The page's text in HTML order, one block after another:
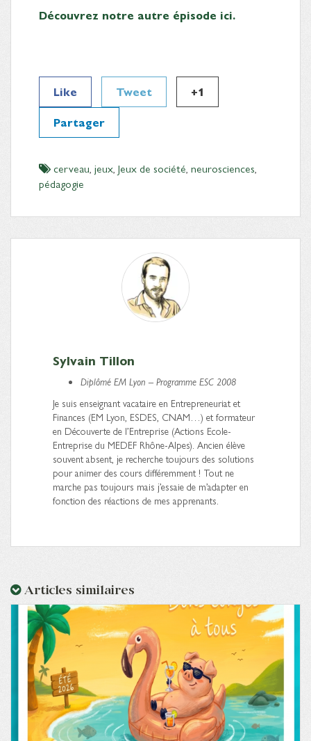
Découvrez notre autre épisode ici.
Like Tweet
+1
Partager
cerveau jeux Jeux de société neurosciences
pédagogie
Sylvain Tillon
Diplômé EM Lyon – Programme ESC 2008
Je suis enseignant vacataire en Entrepreneuriat et
Finances (EM Lyon, ESDES, CNAM…) et formateur
en Découverte de l’Entreprise (Actions Ecole-
Entreprise du MEDEF Rhône-Alpes). Ancien élève
souvent absent, je recherche toujours des solutions
pour animer des cours différemment ! Tout ne
marche pas toujours mais j’essaie de m’adapter en
fonction des réactions de mes apprenants.
Articles similaires